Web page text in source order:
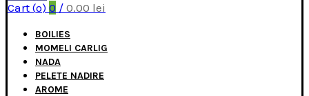
Cart (o) 0 / 0.00 lei
BOILIES
MOMELI CARLIG
NADA
PELETE NADIRE
AROME